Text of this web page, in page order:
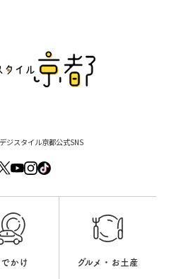
デジスタイル京都公式SNS
でかけ グルメ・お土産